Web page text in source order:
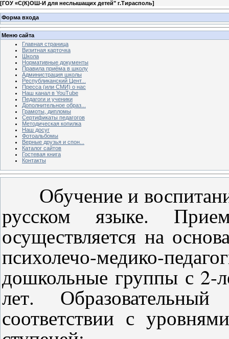
[ГОУ «С(К)ОШ-И для неслышащих детей" г.Тирасполь]
Форма входа
Меню сайта
Главная страница
Визитная карточка
Школа
Нормативные документы
Правила приёма в школу
Администрация школы
Республиканский Цент...
Пресса (или СМИ) о нас
Наш канал в YouTube
Педагоги и ученики
Дополнительное образ...
Грамоты, дипломы
Сертификаты педагогов
Методическая копилка
Наш досуг
Фотоальбомы
Верные друзья и спон...
Каталог сайтов
Гостевая книга
Контакты
Обучение и
русском языке.
осуществляется на
психолечо-медико-
дошкольные группы с 2-
лет.
соответствии с